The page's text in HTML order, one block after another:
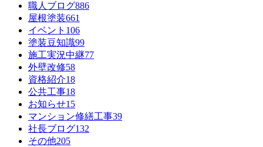
職人ブログ886
屋根塗装661
イベント 106
塗装豆知識99
施工実況中継77
外壁改修58
資格紹介18
公共工事18
お知らせ15
マンション修繕工事39
社長ブログ132
その他205